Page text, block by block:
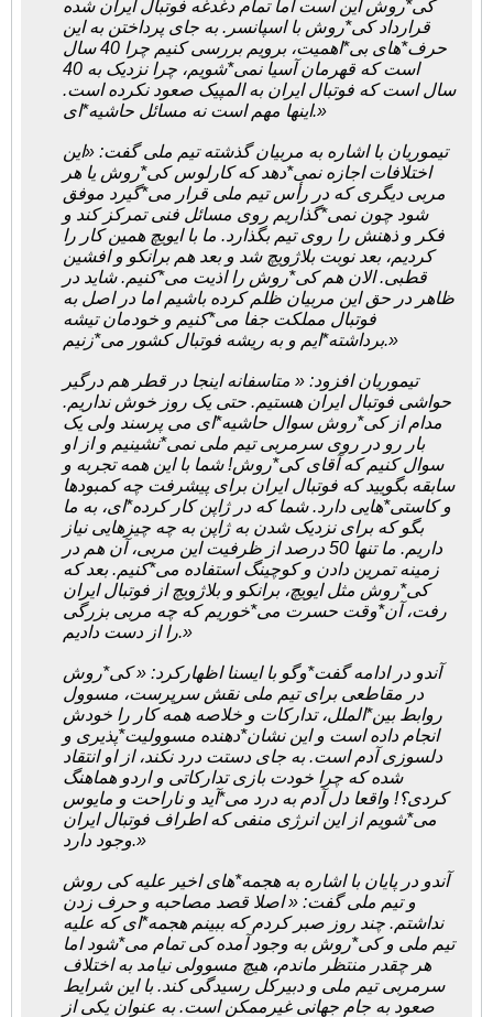
کی*روش این است اما تمام دغدغه فوتبال ایران شده
قرارداد کی*روش با اسپانسر. به جای پرداختن به این
حرف*های بی*اهمیت، برویم بررسی کنیم چرا 40 سال
است که قهرمان آسیا نمی*شویم، چرا نزدیک به 40
سال است که فوتبال ایران به المپیک صعود نکرده است.
اینها مهم است نه مسائل حاشیه*ای.»
تیموریان با اشاره به مربیان گذشته تیم ملی گفت: «این
اختلافات اجازه نمی*دهد که کارلوس کی*روش یا هر
مربی دیگری که در رأس تیم ملی قرار می*گیرد موفق
شود چون نمی*گذاریم روی مسائل فنی تمرکز کند و
فکر و ذهنش را روی تیم بگذارد. ما با ایویچ همین کار را
کردیم، بعد نوبت بلاژویچ شد و بعد هم برانکو و افشین
قطبی. الان هم کی*روش را اذیت می*کنیم. شاید در
ظاهر در حق این مربیان ظلم کرده باشیم اما در اصل به
فوتبال مملکت جفا می*کنیم و خودمان تیشه
برداشته*ایم و به ریشه فوتبال کشور می*زنیم.»
تیموریان افزود: « متاسفانه اینجا در قطر هم درگیر
حواشی فوتبال ایران هستیم. حتی یک روز خوش نداریم.
مدام از کی*روش سوال حاشیه*ای می پرسند ولی یک
بار رو در روی سرمربی تیم ملی نمی*نشینیم و از او
سوال کنیم که آقای کی*روش! شما با این همه تجربه و
سابقه بگویید که فوتبال ایران برای پیشرفت چه کمبودها
و کاستی*هایی دارد. شما که در ژاپن کار کرده*ای، به ما
بگو که برای نزدیک شدن به ژاپن به چه چیزهایی نیاز
داریم. ما تنها 50 درصد از ظرفیت این مربی، آن هم در
زمینه تمرین دادن و کوچینگ استفاده می*کنیم. بعد که
کی*روش مثل ایویچ، برانکو و بلاژویچ از فوتبال ایران
رفت، آن*وقت حسرت می*خوریم که چه مربی بزرگی
را از دست دادیم.»
آندو در ادامه گفت*وگو با ایسنا اظهارکرد: « کی*روش
در مقاطعی برای تیم ملی نقش سرپرست، مسوول
روابط بین*الملل، تدارکات و خلاصه همه کار را خودش
انجام داده است و این نشان*دهنده مسوولیت*پذیری و
دلسوزی آدم است. به جای دستت درد نکند، از او انتقاد
شده که چرا خودت بازی تدارکاتی و اردو هماهنگ
کردی؟! واقعا دل آدم به درد می*آید و ناراحت و مایوس
می*شویم از این انرژی منفی که اطراف فوتبال ایران
وجود دارد.»
آندو در پایان با اشاره به هجمه*های اخیر علیه کی روش
و تیم ملی گفت: « اصلا قصد مصاحبه و حرف زدن
نداشتم. چند روز صبر کردم که ببینم هجمه*ای که علیه
تیم ملی و کی*روش به وجود آمده کی تمام می*شود اما
هر چقدر منتظر ماندم، هیچ مسوولی نیامد به اختلاف
سرمربی تیم ملی و دبیرکل رسیدگی کند. با این شرایط
صعود به جام جهانی غیرممکن است. به عنوان یکی از